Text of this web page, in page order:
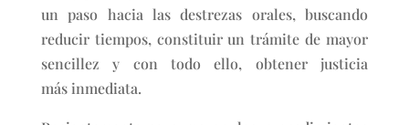
un paso hacia las destrezas orales, buscando
reducir tiempos, constituir un trámite de mayor
sencillez y con todo ello, obtener justicia
más inmediata.